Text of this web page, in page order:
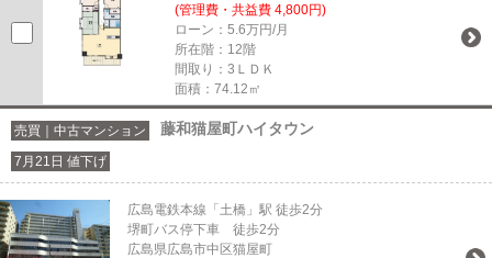
(管理費・共益費 4,800円)
ローン：5.6万円/月
所在階：12階
間取り：3ＬＤＫ
面積：74.12㎡
売買｜中古マンション 藤和猫屋町ハイタウン
7月21日 値下げ
広島電鉄本線「土橋」駅 徒歩2分
堺町バス停下車 徒歩2分
広島県広島市中区猫屋町